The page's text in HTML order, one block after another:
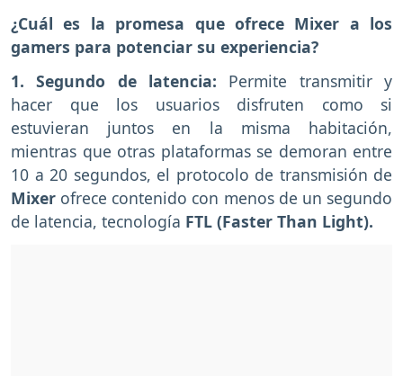
¿Cuál es la promesa que ofrece Mixer a los
gamers para potenciar su experiencia?
1. Segundo de latencia: Permite transmitir y
hacer que los usuarios disfruten como si
estuvieran juntos en la misma habitación,
mientras que otras plataformas se demoran entre
10 a 20 segundos, el protocolo de transmisión de
Mixer ofrece contenido con menos de un segundo
de latencia, tecnología FTL (Faster Than Light).